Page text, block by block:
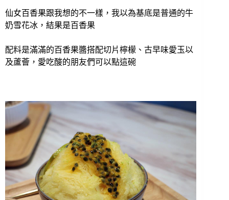
仙女百香果跟我想的不一樣，我以為基底是普通的牛
奶雪花冰，結果是百香果
配料是滿滿的百香果醬搭配切片檸檬、古早味愛玉以
及蘆薈，愛吃酸的朋友們可以點這碗